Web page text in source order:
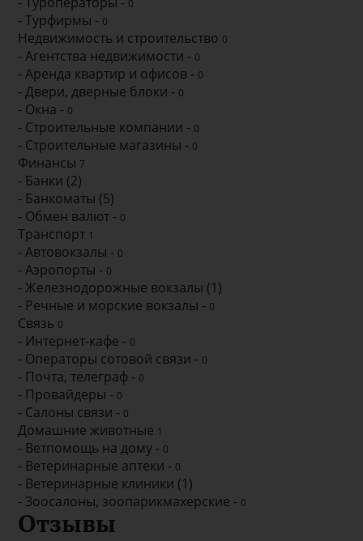
0
- Турфирмы - 0
Недвижимость и строительство 0
- Агентства недвижимости - 0
- Аренда квартир и офисов - 0
- Двери, дверные блоки - 0
- Окна - 0
- Строительные компании - 0
- Строительные магазины - 0
Финансы 7
- Банки (2)
- Банкоматы (5)
- Обмен валют - 0
Транспорт 1
- Автовокзалы - 0
- Аэропорты - 0
- Железнодорожные вокзалы (1)
- Речные и морские вокзалы - 0
Связь 0
- Интернет-кафе - 0
- Операторы сотовой связи - 0
- Почта, телеграф - 0
- Провайдеры - 0
- Салоны связи - 0
Домашние животные 1
- Ветпомощь на дому - 0
- Ветеринарные аптеки - 0
- Ветеринарные клиники (1)
- Зоосалоны, зоопарикмахерские - 0
Отзывы